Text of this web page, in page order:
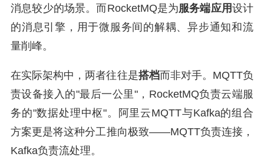
消息较少的场景。而RocketMQ是为服务端应用设计
的消息引擎，用于微服务间的解耦、异步通知和流
量削峰。
在实际架构中，两者往往是搭档而非对手。MQTT负
责设备接入的"最后一公里"，RocketMQ负责云端服
务的"数据处理中枢"。阿里云MQTT与Kafka的组合
方案更是将这种分工推向极致——MQTT负责连接，
Kafka负责流处理。